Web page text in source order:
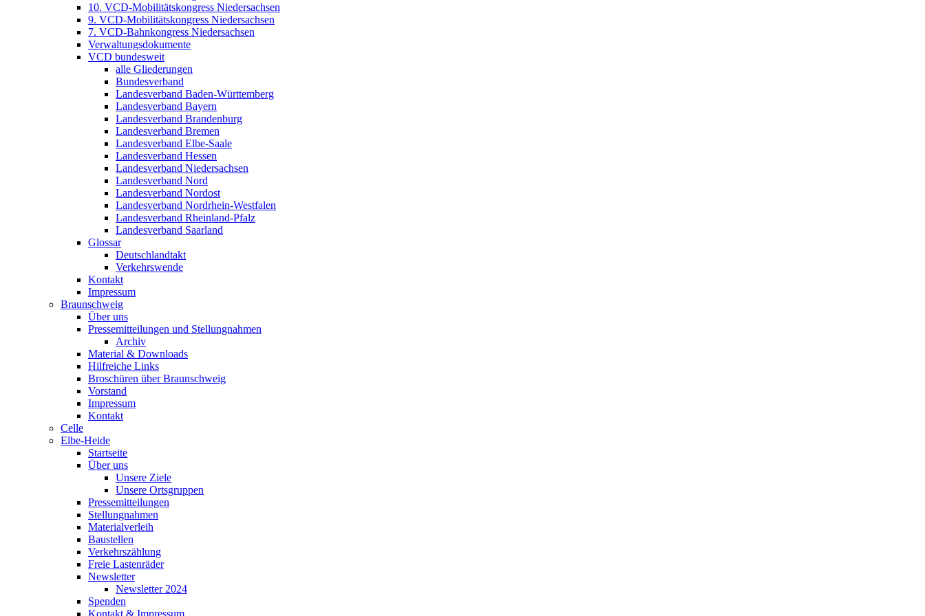
10. VCD-Mobilitätskongress Niedersachsen
9. VCD-Mobilitätskongress Niedersachsen
7. VCD-Bahnkongress Niedersachsen
Verwaltungsdokumente
VCD bundesweit
alle Gliederungen
Bundesverband
Landesverband Baden-Württemberg
Landesverband Bayern
Landesverband Brandenburg
Landesverband Bremen
Landesverband Elbe-Saale
Landesverband Hessen
Landesverband Niedersachsen
Landesverband Nord
Landesverband Nordost
Landesverband Nordrhein-Westfalen
Landesverband Rheinland-Pfalz
Landesverband Saarland
Glossar
Deutschlandtakt
Verkehrswende
Kontakt
Impressum
Braunschweig
Über uns
Pressemitteilungen und Stellungnahmen
Archiv
Material & Downloads
Hilfreiche Links
Broschüren über Braunschweig
Vorstand
Impressum
Kontakt
Celle
Elbe-Heide
Startseite
Über uns
Unsere Ziele
Unsere Ortsgruppen
Pressemitteilungen
Stellungnahmen
Materialverleih
Baustellen
Verkehrszählung
Freie Lastenräder
Newsletter
Newsletter 2024
Spenden
Kontakt & Impressum